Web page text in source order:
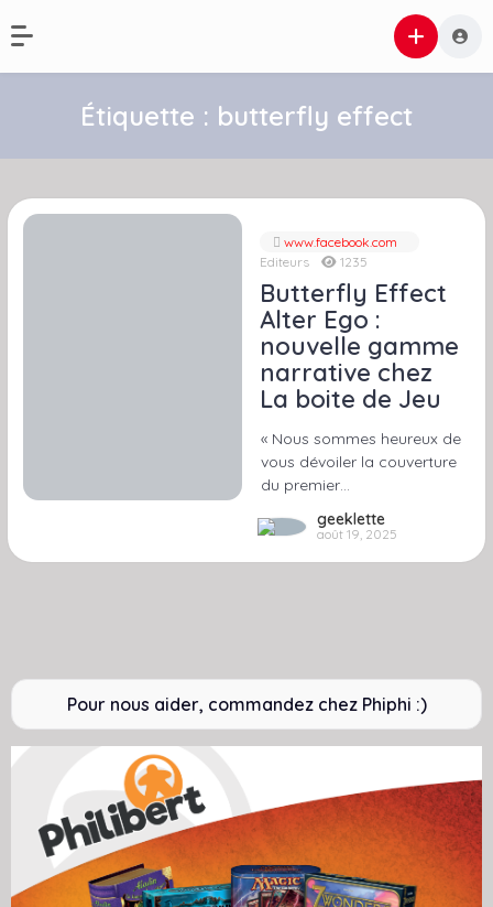
Étiquette : butterfly effect
www.facebook.com
Editeurs
1235
Butterfly Effect
Alter Ego :
nouvelle gamme
narrative chez
La boite de Jeu
« Nous sommes heureux de
vous dévoiler la couverture
du premier…
geeklette
août 19, 2025
Pour nous aider, commandez chez Phiphi :)